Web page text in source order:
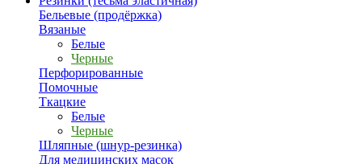
Бельевые (продёржка)
Вязаные
Белые
Черные
Перфорированные
Помочные
Ткацкие
Белые
Черные
Шляпные (шнур-резинка)
Для медицинских масок